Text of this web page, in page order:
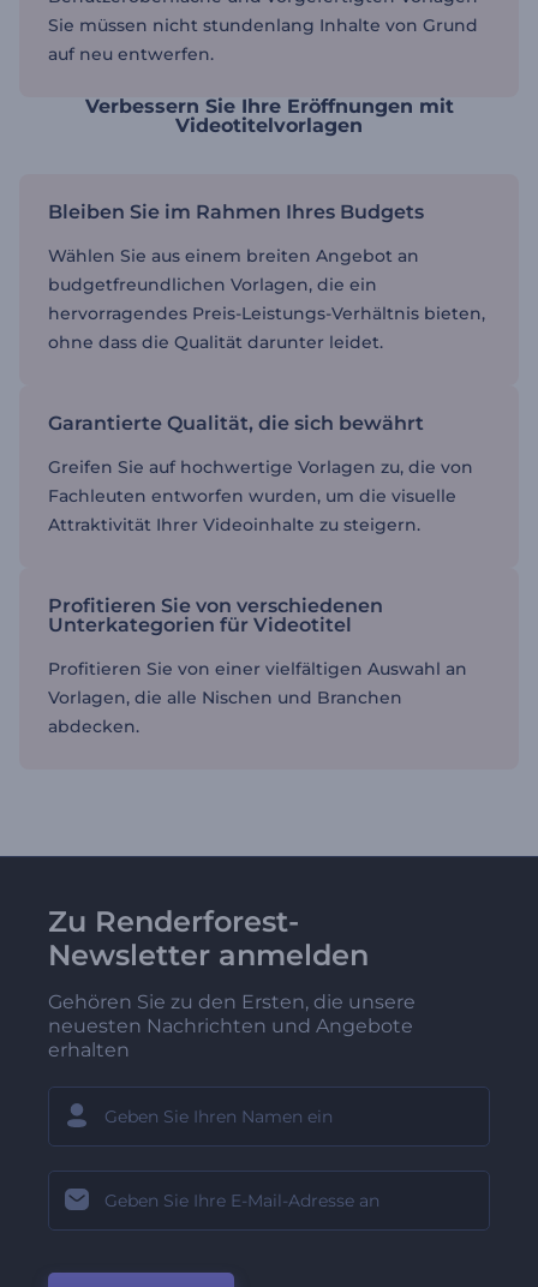
Sie müssen nicht stundenlang Inhalte von Grund
auf neu entwerfen.
Verbessern Sie Ihre Eröffnungen mit
Videotitelvorlagen
Bleiben Sie im Rahmen Ihres Budgets
Wählen Sie aus einem breiten Angebot an
budgetfreundlichen Vorlagen, die ein
hervorragendes Preis-Leistungs-Verhältnis bieten,
ohne dass die Qualität darunter leidet.
Garantierte Qualität, die sich bewährt
Greifen Sie auf hochwertige Vorlagen zu, die von
Fachleuten entworfen wurden, um die visuelle
Attraktivität Ihrer Videoinhalte zu steigern.
Profitieren Sie von verschiedenen
Unterkategorien für Videotitel
Profitieren Sie von einer vielfältigen Auswahl an
Vorlagen, die alle Nischen und Branchen
abdecken.
Zu Renderforest-
Newsletter anmelden
Gehören Sie zu den Ersten, die unsere
neuesten Nachrichten und Angebote
erhalten